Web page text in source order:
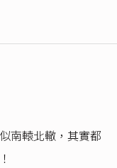
南轅北轍，其實都